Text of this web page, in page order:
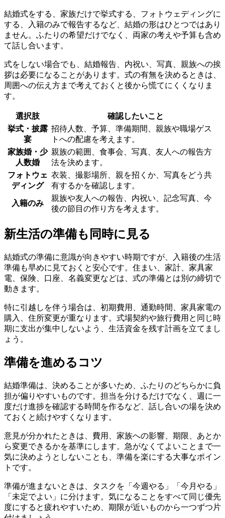
結婚式をする、家族だけで挙式する、フォトウェディングに
する、入籍のみで報告するなど、結婚の形はひとつではあり
ません。ふたりの希望だけでなく、両家の考えや予算も含め
て話し合います。
式をしない場合でも、結婚報告、内祝い、写真、親族への挨
拶は必要になることがあります。式の有無を決めるときは、
周囲への伝え方まで考えておくと後から慌てにくくなりま
す。
選択肢
確認したいこと
挙式・披露
宴
招待人数、予算、準備期間、親族や職場ゲス
トへの配慮を考えます。
家族婚・少
人数婚
親族の範囲、食事会、写真、友人への報告方
法を決めます。
フォトウェ
ディング
衣装、撮影場所、親を招くか、写真をどう共
有するかを確認します。
入籍のみ
親族や友人への報告、内祝い、記念写真、今
後の節目の作り方を考えます。
新生活の準備も同時に見る
結婚式の準備に意識が向きやすい時期ですが、入籍後の生活
準備も早めに見ておくと安心です。住まい、家計、家具家
電、保険、口座、名義変更などは、式の準備とは別の締切で
動きます。
特に引越しを伴う場合は、初期費用、通勤時間、家具家電の
購入、住所変更が重なります。式場契約や旅行費用と同じ時
期に支出が集中しないよう、生活資金を残す計画を立てまし
ょう。
準備を進めるコツ
結婚準備は、決めることが多いため、ふたりのどちらかに負
担が偏りやすいものです。担当を分けるだけでなく、週に一
度だけ進捗を確認する時間を作るなど、話し合いの場を決め
ておくと続けやすくなります。
意見が分かれたときは、費用、家族への影響、期限、あとか
ら変更できるかを基準にします。急がなくてよいことまで一
気に決めようとしないことも、準備を楽にする大事なポイン
トです。
準備が進まないときは、タスクを「今週やる」「今月やる」
「未定でよい」に分けます。気になることをすべて同じ優先
度にすると疲れやすいため、期限が近いものから一つずつ片